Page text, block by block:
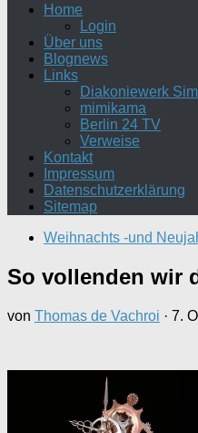
Home
Login
Über uns
Blognews
Links
Diakoniewerk
mimikama
Berlin 24 TV
Verweise
Kontakt
Impressum
Datenschutzerklärung
Sitemap
Weihnachts -und
So vollenden wir
von Thomas de Vachroi · 7.